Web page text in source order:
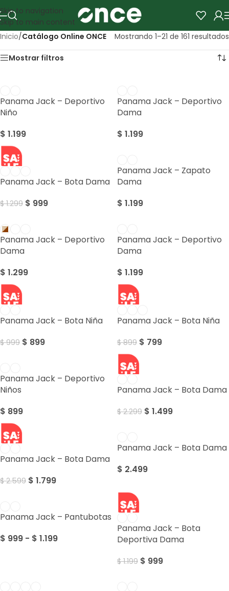
Skip to navigation
Skip to main content
Inicio/Catálogo Online ONCE Mostrando 1–21 de 161 resultados
Mostrar filtros
Panama Jack – Deportivo
Niño
$ 1.199
Panama Jack – Deportivo
Dama
$ 1.199
SALE
Panama Jack – Bota Dama
$1.299 $ 999
Panama Jack – Zapato
Dama
$ 1.199
Panama Jack – Deportivo
Dama
$ 1.299
Panama Jack – Deportivo
Dama
$ 1.199
SALE
Panama Jack – Bota Niña
$999 $ 899
SALE
Panama Jack – Bota Niña
$899 $ 799
Panama Jack – Deportivo
Niños
$ 899
SALE
Panama Jack – Bota Dama
$2.299 $ 1.499
SALE
Panama Jack – Bota Dama
$2.599 $ 1.799
Panama Jack – Bota Dama
$ 2.499
Panama Jack – Pantubotas
$ 999 - $ 1.199
SALE
Panama Jack – Bota
Deportiva Dama
$1.199 $ 999